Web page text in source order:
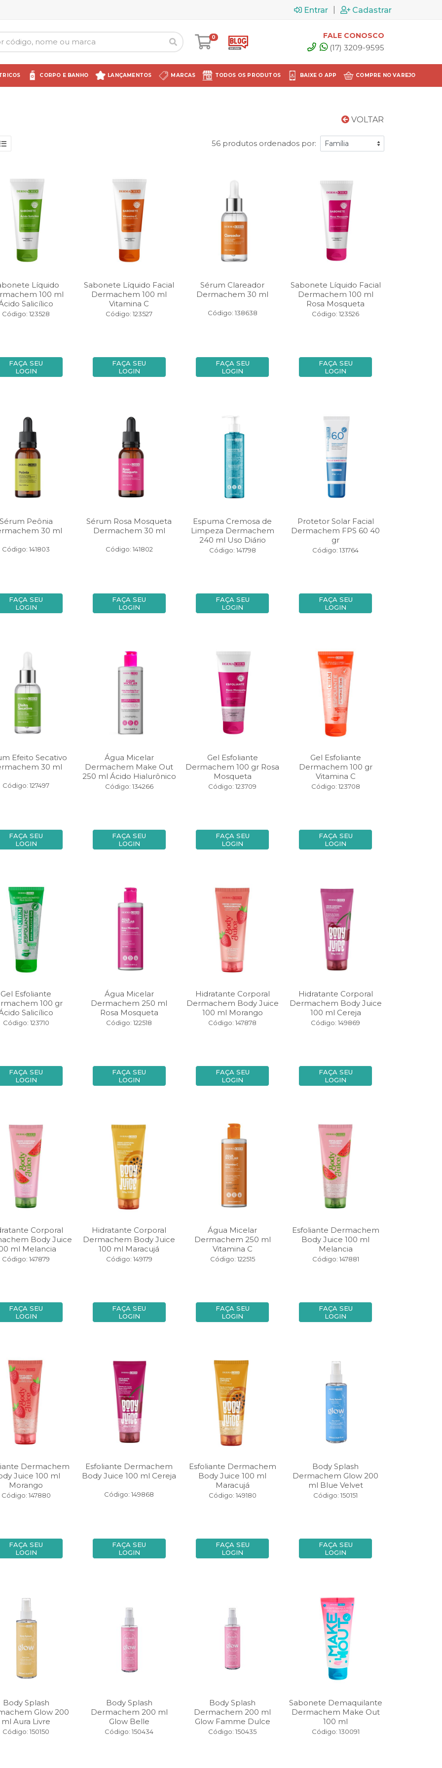
Entrar Cadastrar
0 FALE CONOSCO
(17) 3209-9595
CORPO E BANHO LANÇAMENTOS MARCAS TODOS OS PRODUTOS BAIXE O APP COMPRE NO VAREJO
VOLTAR
56 produtos ordenados por:
Líquido
100 ml
Salicílico
Código: 123528
FAÇA SEU
LOGIN
Sabonete Líquido Facial
Dermachem 100 ml
Vitamina C
Código: 123527
FAÇA SEU
LOGIN
Sérum Clareador
Dermachem 30 ml
Código: 138638
FAÇA SEU
LOGIN
Sabonete Líquido Facial
Dermachem 100 ml
Rosa Mosqueta
Código: 123526
FAÇA SEU
LOGIN
Peônia
30 ml
Código: 141803
FAÇA SEU
LOGIN
Sérum Rosa Mosqueta
Dermachem 30 ml
Código: 141802
FAÇA SEU
LOGIN
Espuma Cremosa de
Limpeza Dermachem
240 ml Uso Diário
Código: 141798
FAÇA SEU
LOGIN
Protetor Solar Facial
Dermachem FPS 60 40
gr
Código: 131764
FAÇA SEU
LOGIN
Efeito Secativo
30 ml
Código: 127497
FAÇA SEU
LOGIN
Água Micelar
Dermachem Make Out
250 ml Ácido Hialurônico
Código: 134266
FAÇA SEU
LOGIN
Gel Esfoliante
Dermachem 100 gr Rosa
Mosqueta
Código: 123709
FAÇA SEU
LOGIN
Gel Esfoliante
Dermachem 100 gr
Vitamina C
Código: 123708
FAÇA SEU
LOGIN
Gel Esfoliante
100 gr
Salicílico
Código: 123710
FAÇA SEU
LOGIN
Água Micelar
Dermachem 250 ml
Rosa Mosqueta
Código: 122518
FAÇA SEU
LOGIN
Hidratante Corporal
Dermachem Body Juice
100 ml Morango
Código: 147878
FAÇA SEU
LOGIN
Hidratante Corporal
Dermachem Body Juice
100 ml Cereja
Código: 149869
FAÇA SEU
LOGIN
Corporal
Body Juice
ml Melancia
Código: 147879
FAÇA SEU
LOGIN
Hidratante Corporal
Dermachem Body Juice
100 ml Maracujá
Código: 149179
FAÇA SEU
LOGIN
Água Micelar
Dermachem 250 ml
Vitamina C
Código: 122515
FAÇA SEU
LOGIN
Esfoliante Dermachem
Body Juice 100 ml
Melancia
Código: 147881
FAÇA SEU
LOGIN
Dermachem
Juice 100 ml
Morango
Código: 147880
FAÇA SEU
LOGIN
Esfoliante Dermachem
Body Juice 100 ml Cereja
Código: 149868
FAÇA SEU
LOGIN
Esfoliante Dermachem
Body Juice 100 ml
Maracujá
Código: 149180
FAÇA SEU
LOGIN
Body Splash
Dermachem Glow 200
ml Blue Velvet
Código: 150151
FAÇA SEU
LOGIN
Body Splash
Glow 200
ml Aura Livre
Código: 150150
Body Splash
Dermachem 200 ml
Glow Belle
Código: 150434
Body Splash
Dermachem 200 ml
Glow Famme Dulce
Código: 150435
Sabonete Demaquilante
Dermachem Make Out
100 ml
Código: 130091